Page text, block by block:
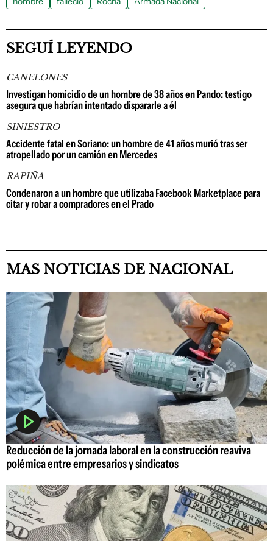
SEGUÍ LEYENDO
CANELONES
Investigan homicidio de un hombre de 38 años en Pando: testigo
asegura que habrían intentado dispararle a él
SINIESTRO
Accidente fatal en Soriano: un hombre de 41 años murió tras ser
atropellado por un camión en Mercedes
RAPIÑA
Condenaron a un hombre que utilizaba Facebook Marketplace para
citar y robar a compradores en el Prado
MAS NOTICIAS DE NACIONAL
Reducción de la jornada laboral en la construcción reaviva
polémica entre empresarios y sindicatos